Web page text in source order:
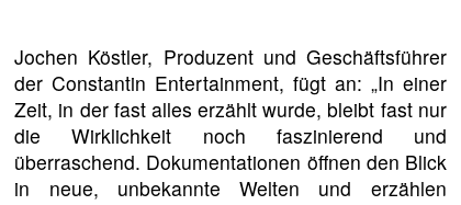
Jochen Köstler, Produzent und Geschäftsführer
der Constantin Entertainment, fügt an: „In einer
Zeit, in der fast alles erzählt wurde, bleibt fast nur
die Wirklichkeit noch faszinierend und
überraschend. Dokumentationen öffnen den Blick
in neue, unbekannte Welten und erzählen